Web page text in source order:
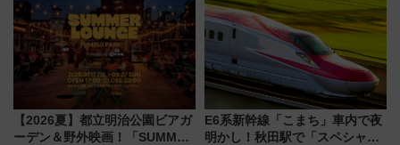
【2026夏】都立明治公園ビアガ
ーデン＆野外映画！「SUMMER
E6系新幹線「こまち」車内で夜
明かし！秋田駅で「スペシャル